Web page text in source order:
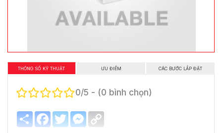
THÔNG SỐ KỸ THUẬT ƯU ĐIỂM CÁC BƯỚC LẮP ĐẶT
0/5 - (0 bình chọn)
Share Facebook
TwitterMessenger